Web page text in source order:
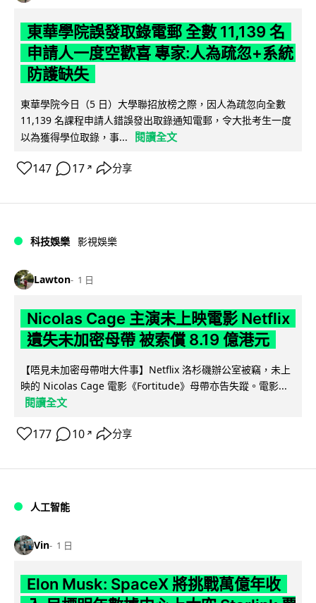
東華學院誤發取錄電郵 全數 11,139 名
申請人一度空歡喜 專家:人為疏忽+系統
防護缺失
東華學院今日（5 日）大學聯招放榜之際，因人為疏忽向全數
11,139 名課程申請人錯誤發出取錄通知電郵，令大批考生一度
以為獲得學位取錄，事...
閱讀全文
147 17 ↗ 分享
科技娛樂 影視娛樂
Lawton 1 日
Nicolas Cage 主演未上映電影 Netflix
遺失未加密母帶 被索償 8.19 億港元
【唔見未加密母帶咁大件事】Netflix 洛杉磯辦公室被竊，未上
映的 Nicolas Cage 電影《Fortitude》母帶亦告失蹤。電影...
閱讀全文
177 10 ↗ 分享
人工智能
Vin 1 日
Elon Musk: SpaceX 將挑戰萬億年收